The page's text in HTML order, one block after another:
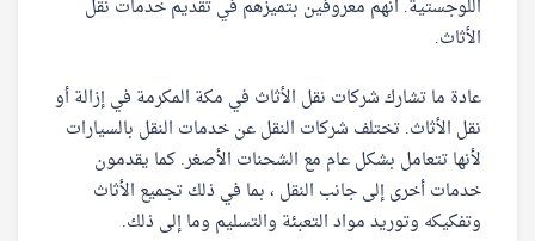
اللوجستية. انهم معروفين بتميزهم في تقديم خدمات نقل
الأثاث.
عادة ما تشارك شركات نقل الأثاث في مكة المكرمة في إزالة أو
نقل الأثاث. تختلف شركات النقل عن خدمات النقل بالسيارات
لأنها تتعامل بشكل عام مع الشحنات الأصغر. كما يقدمون
خدمات أخرى إلى جانب النقل ، بما في ذلك تجميع الأثاث
وتفكيكه وتوريد مواد التعبئة والتسليم وما إلى ذلك.